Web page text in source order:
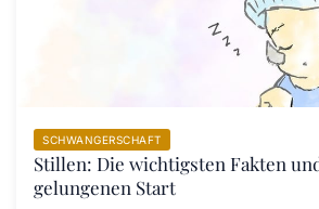
SCHWANGERSCHAFT
Stillen: Die wichtigsten Fakten
gelungenen Start